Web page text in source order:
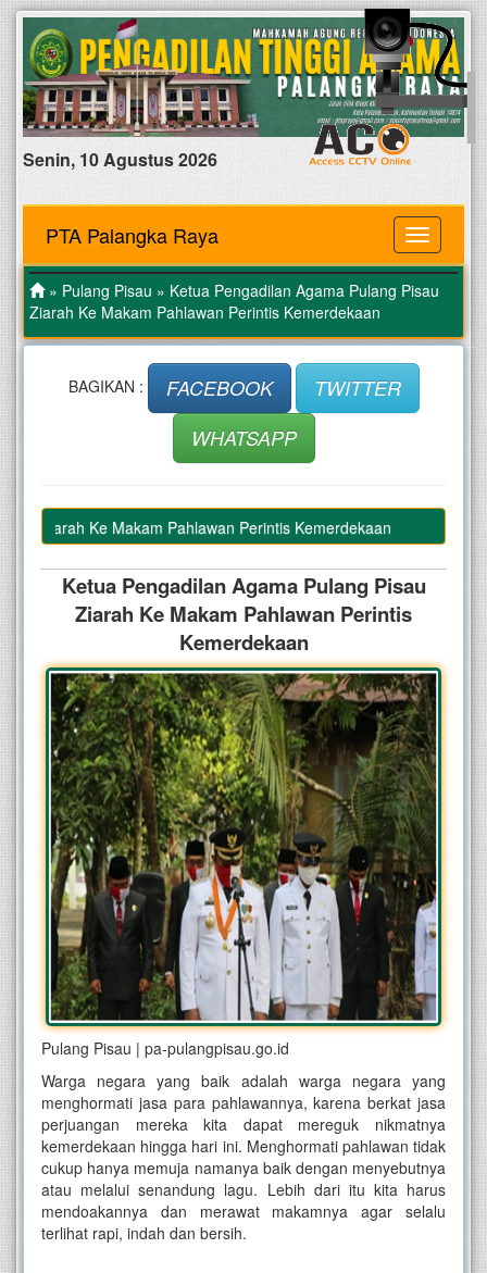
Senin, 10 Agustus 2026
MENU
PTA Palangka Raya
» Pulang Pisau » Ketua Pengadilan Agama Pulang Pisau
Ziarah Ke Makam Pahlawan Perintis Kemerdekaan
BAGIKAN : FACEBOOK
TWITTER
WHATSAPP
Ziarah Ke Makam Pahlawan Perintis Kemerdekaan
Ketua Pengadilan Agama Pulang Pisau
Ziarah Ke Makam Pahlawan Perintis
Kemerdekaan
Pulang Pisau | pa-pulangpisau.go.id
Warga negara yang baik adalah warga negara yang
menghormati jasa para pahlawannya, karena berkat jasa
perjuangan mereka kita dapat mereguk nikmatnya
kemerdekaan hingga hari ini. Menghormati pahlawan tidak
cukup hanya memuja namanya baik dengan menyebutnya
atau melalui senandung lagu. Lebih dari itu kita harus
mendoakannya dan merawat makamnya agar selalu
terlihat rapi, indah dan bersih.